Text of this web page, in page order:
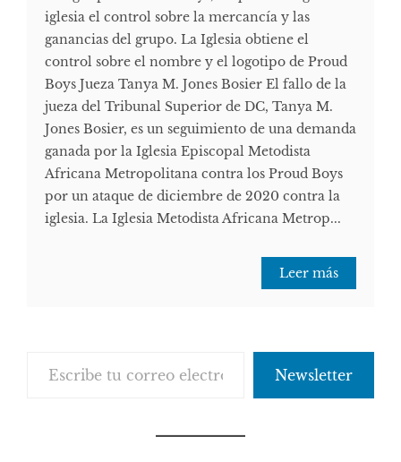
iglesia el control sobre la mercancía y las
ganancias del grupo. La Iglesia obtiene el
control sobre el nombre y el logotipo de Proud
Boys Jueza Tanya M. Jones Bosier El fallo de la
jueza del Tribunal Superior de DC, Tanya M.
Jones Bosier, es un seguimiento de una demanda
ganada por la Iglesia Episcopal Metodista
Africana Metropolitana contra los Proud Boys
por un ataque de diciembre de 2020 contra la
iglesia. La Iglesia Metodista Africana Metrop...
Leer más
Newsletter